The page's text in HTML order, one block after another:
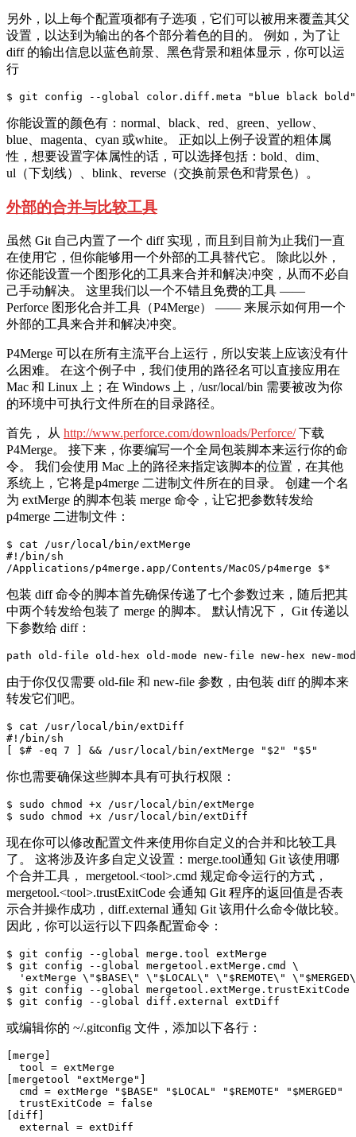
另外，以上每个配置项都有子选项，它们可以被用来覆盖其父
设置，以达到为输出的各个部分着色的目的。 例如，为了让
diff 的输出信息以蓝色前景、黑色背景和粗体显示，你可以运
行
$ git config --global color.diff.meta "blue black bold"
你能设置的颜色有：normal、black、red、green、yellow、
blue、magenta、cyan 或white。 正如以上例子设置的粗体属
性，想要设置字体属性的话，可以选择包括：bold、dim、
ul（下划线）、blink、reverse（交换前景色和背景色）。
外部的合并与比较工具
虽然 Git 自己内置了一个 diff 实现，而且到目前为止我们一直
在使用它，但你能够用一个外部的工具替代它。 除此以外，
你还能设置一个图形化的工具来合并和解决冲突，从而不必自
己手动解决。 这里我们以一个不错且免费的工具 ——
Perforce 图形化合并工具（P4Merge） —— 来展示如何用一个
外部的工具来合并和解决冲突。
P4Merge 可以在所有主流平台上运行，所以安装上应该没有什
么困难。 在这个例子中，我们使用的路径名可以直接应用在
Mac 和 Linux 上；在 Windows 上，/usr/local/bin 需要被改为你
的环境中可执行文件所在的目录路径。
首先， 从 http://www.perforce.com/downloads/Perforce/下载
P4Merge。 接下来，你要编写一个全局包装脚本来运行你的命
令。 我们会使用 Mac 上的路径来指定该脚本的位置，在其他
系统上，它将是p4merge 二进制文件所在的目录。 创建一个名
为 extMerge 的脚本包装 merge 命令，让它把参数转发给
p4merge 二进制文件：
$ cat /usr/local/bin/extMerge
#!/bin/sh
包装 diff 命令的脚本首先确保传递了七个参数过来，随后把其
中两个转发给包装了 merge 的脚本。 默认情况下， Git 传递以
下参数给 diff：
path old-file old-hex old-mode new-file new-hex new-
由于你仅仅需要 old-file 和 new-file 参数，由包装 diff 的脚本来
转发它们吧。
$ cat /usr/local/bin/extDiff
#!/bin/sh
你也需要确保这些脚本具有可执行权限：
$ sudo chmod +x /usr/local/bin/extMerge
现在你可以修改配置文件来使用你自定义的合并和比较工具
了。 这将涉及许多自定义设置：merge.tool通知 Git 该使用哪
个合并工具， mergetool.<tool>.cmd 规定命令运行的方式，
mergetool.<tool>.trustExitCode 会通知 Git 程序的返回值是否表
示合并操作成功，diff.external 通知 Git 该用什么命令做比较。
因此，你可以运行以下四条配置命令：
$ git config --global merge.tool extMerge
$ git config --global mergetool.extMerge.cmd \
'extMerge \"$BASE\" \"$LOCAL\" \"$REMOTE\"
$ git config --global mergetool.extMerge.trustExitCode
或编辑你的 ~/.gitconfig 文件，添加以下各行：
[merge]
  tool = extMerge
[mergetool "extMerge"]
  cmd = extMerge "$BASE" "$LOCAL" "$REMOTE" "$MERGED"
  trustExitCode = false
[diff]